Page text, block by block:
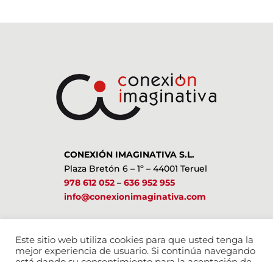
CONEXIÓN IMAGINATIVA S.L.
Plaza Bretón 6 – 1º – 44001 Teruel
978 612 052– 636 952 955
info@conexionimaginativa.com
Este sitio web utiliza cookies para que usted tenga la
mejor experiencia de usuario. Si continúa navegando